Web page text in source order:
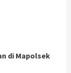
di Mapolsek